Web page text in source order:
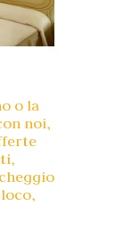
o la
noi,